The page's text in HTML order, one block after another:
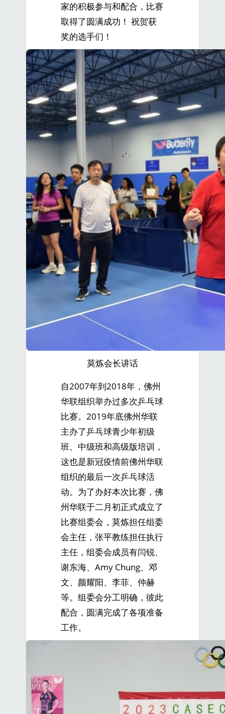
家的积极参与和配合，比赛
取得了圆满成功！ 祝贺获
奖的选手们！
莫炼会长讲话
自2007年到2018年，佛州
华联组织举办过多次乒乓球
比赛。2019年底佛州华联
主办了乒乓球青少年初级
班、中级班和高级版培训，
这也是新冠疫情前佛州华联
组织的最后一次乒乓球活
动。为了办好本次比赛，佛
州华联于二月初正式成立了
比赛组委会，莫炼担任组委
会主任，张平教练担任执行
主任，组委会成员有闫锐、
谢东海、Amy Chung、邓
文、颜耀阳、李菲、仲赫
等。组委会分工明确，彼此
配合，圆满完成了各项准备
工作。